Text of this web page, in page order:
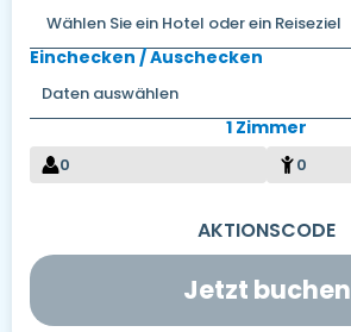
Einchecken / Auschecken
1 Zimmer
0 0
Jetzt buchen